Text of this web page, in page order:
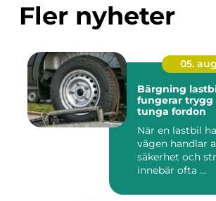
Fler nyheter
05. aug
Bärgning lastbil
fungerar trygg
tunga fordon
När en lastbil
vägen handlar
säkerhet och
innebär ofta ...